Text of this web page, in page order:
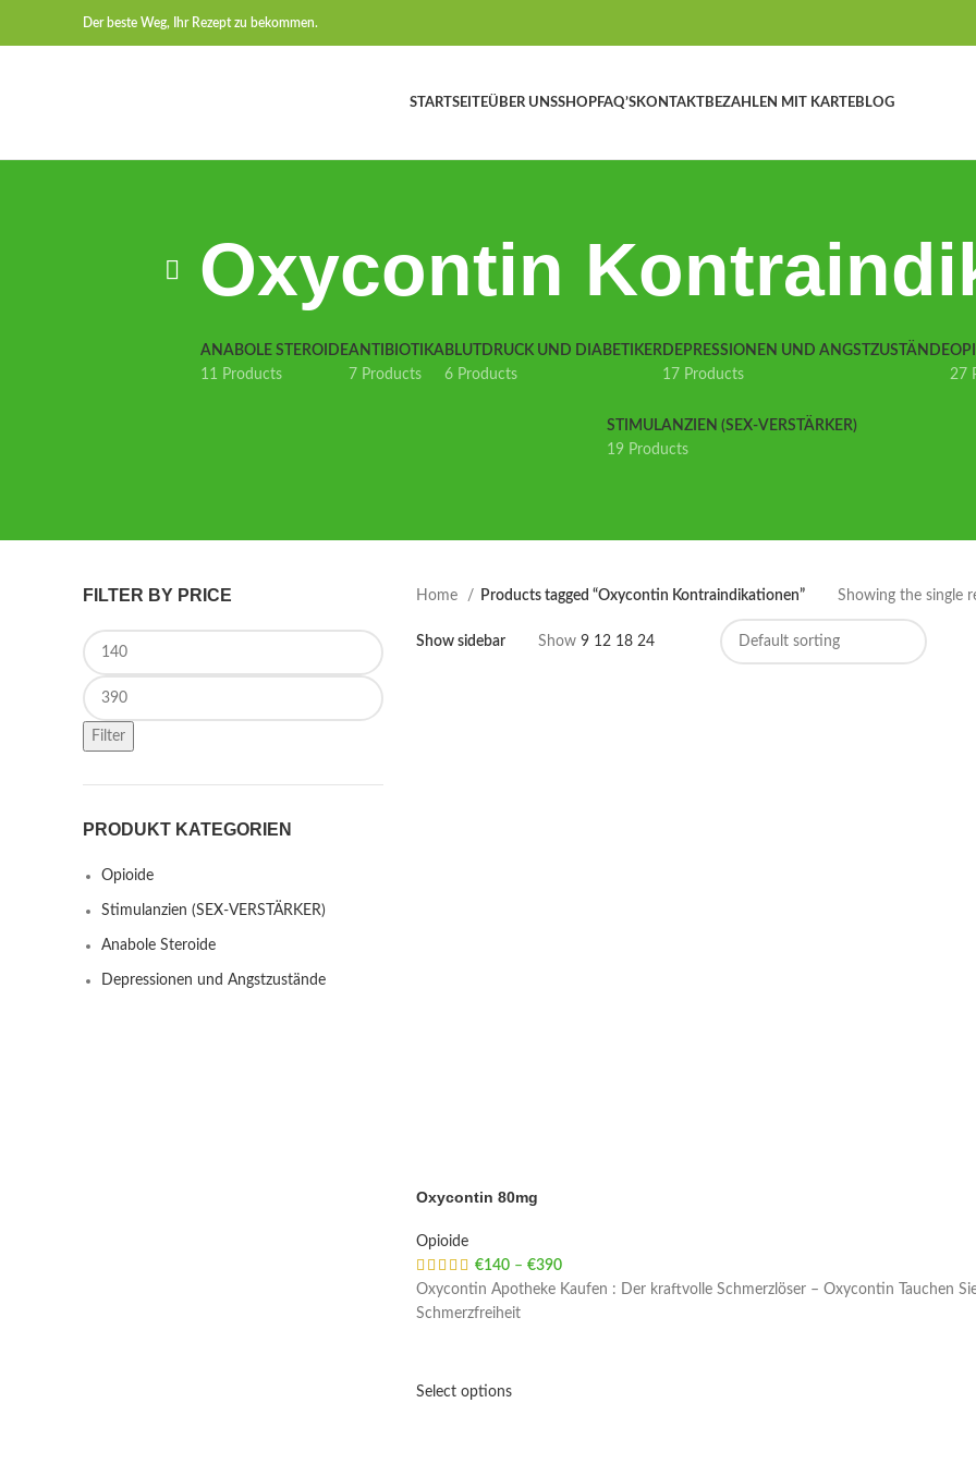
Der beste Weg, Ihr Rezept zu bekommen.
STARTSEITEÜBER UNSSHOPFAQ’SKONTAKTBEZAHLEN MIT KARTEBLOG
Oxycontin
ANABOLE STEROIDE
11 Products
ANTIBIOTIKA
7 Products
BLUTDRUCK UND DIABETIKER
6 Products
DEPRESSIONEN UND ANGSTZUSTÄNDE
17 Products
27
STIMULANZIEN (SEX-VERSTÄRKER)
19 Products
FILTER BY PRICE
Min price
Max price
Filter
PRODUKT KATEGORIEN
Opioide
Stimulanzien (SEX-VERSTÄRKER)
Anabole Steroide
Depressionen und Angstzustände
Home Products tagged “Oxycontin Kontraindikationen” Showing the single
Show sidebar Show 9 12 18 24
Oxycontin 80mg
Opioide
€140 – €390Price range: €140 through €390
Oxycontin Apotheke Kaufen : Der kraftvolle Schmerzlöser – Oxycontin Tauchen
Schmerzfreiheit
Select options